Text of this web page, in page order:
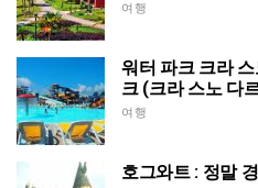
여행
워터 파크 크라
크 (크라 스노 다
여행
호그와트 : 정말